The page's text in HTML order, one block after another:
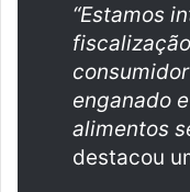
“Estamos
enganado
alimentos
destacou